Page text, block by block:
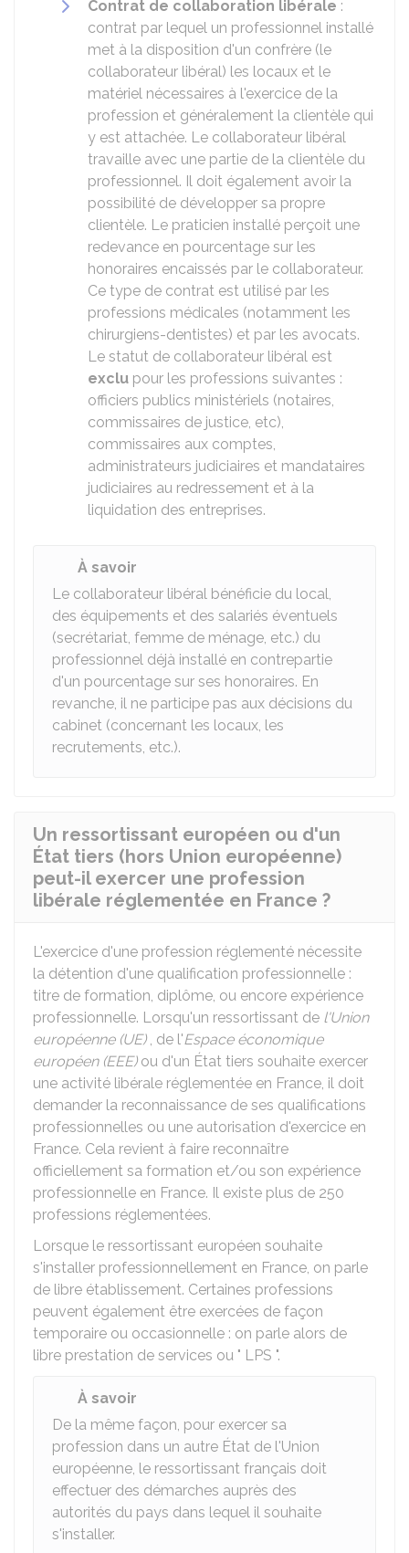
Contrat de collaboration libérale :
contrat par lequel un professionnel installé
met à la disposition d'un confrère (le
collaborateur libéral) les locaux et le
matériel nécessaires à l'exercice de la
profession et généralement la clientèle qui
y est attachée. Le collaborateur libéral
travaille avec une partie de la clientèle du
professionnel. Il doit également avoir la
possibilité de développer sa propre
clientèle. Le praticien installé perçoit une
redevance en pourcentage sur les
honoraires encaissés par le collaborateur.
Ce type de contrat est utilisé par les
professions médicales (notamment les
chirurgiens-dentistes) et par les avocats.
Le statut de collaborateur libéral est
exclu pour les professions suivantes :
officiers publics ministériels (notaires,
commissaires de justice, etc),
commissaires aux comptes,
administrateurs judiciaires et mandataires
judiciaires au redressement et à la
liquidation des entreprises.
À savoir
Le collaborateur libéral bénéficie du local,
des équipements et des salariés éventuels
(secrétariat, femme de ménage, etc.) du
professionnel déjà installé en contrepartie
d'un pourcentage sur ses honoraires. En
revanche, il ne participe pas aux décisions du
cabinet (concernant les locaux, les
recrutements, etc.).
Un ressortissant européen ou d'un
État tiers (hors Union européenne)
peut-il exercer une profession
libérale réglementée en France ?
L'exercice d'une profession réglementé nécessite
la détention d'une qualification professionnelle :
titre de formation, diplôme, ou encore expérience
professionnelle. Lorsqu'un ressortissant de l'Union
européenne (UE), de l'Espace économique
européen (EEE)ou d'un État tiers souhaite exercer
une activité libérale réglementée en France, il doit
demander la reconnaissance de ses qualifications
professionnelles ou une autorisation d'exercice en
France. Cela revient à faire reconnaître
officiellement sa formation et/ou son expérience
professionnelle en France. Il existe plus de 250
professions réglementées.
Lorsque le ressortissant européen souhaite
s'installer professionnellement en France, on parle
de libre établissement. Certaines professions
peuvent également être exercées de façon
temporaire ou occasionnelle : on parle alors de
libre prestation de services ou " LPS ".
À savoir
De la même façon, pour exercer sa
profession dans un autre État de l'Union
européenne, le ressortissant français doit
effectuer des démarches auprès des
autorités du pays dans lequel il souhaite
s'installer.